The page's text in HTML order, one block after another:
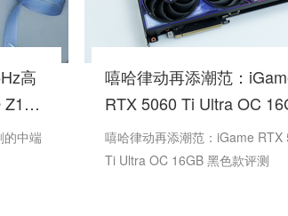
高
Z11
的中端
嘻哈律动再添潮范：
RTX 5060 Ti Ultra OC
黑色款评测
嘻哈律动再添潮范：iGame RTX
Ti Ultra OC 16GB 黑色款评测